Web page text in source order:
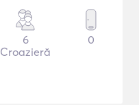
6
Croazieră
0